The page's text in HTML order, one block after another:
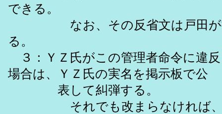
できる。
なお、その反省文は戸田が掲
る。
３：ＹＺ氏がこの管理者命令に違
場合は、ＹＺ氏の実名を掲示板で公
表して糾弾する。
それでも改まらなければ、